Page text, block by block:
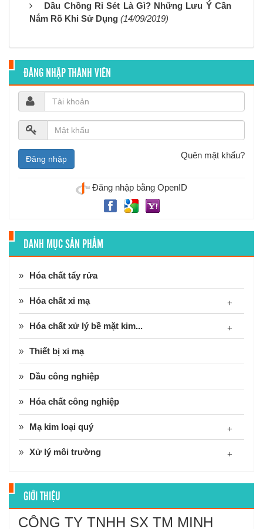
Dầu Chồng Rỉ Sét Là Gì? Những Lưu Ý Cần
Nắm Rõ Khi Sử Dụng (14/09/2019)
ĐĂNG NHẬP THÀNH VIÊN
Quên mật khẩu?
Đăng nhập bằng OpenID
DANH MỤC SẢN PHẨM
Hóa chất tẩy rửa
Hóa chất xi mạ +
Hóa chất xử lý bề mặt kim... +
Thiết bị xi mạ
Dầu công nghiệp
Hóa chất công nghiệp
Mạ kim loại quý +
Xử lý môi trường +
GIỚI THIỆU
CÔNG TY TNHH SX TM MINH